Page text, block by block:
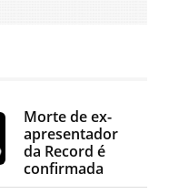
Morte de ex-
apresentador
da Record é
confirmada